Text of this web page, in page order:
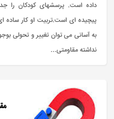
داده است. پرسشهای کودکان را
پیچیده ای است.تربیت او کار
به آسانی می توان تغییر و تحولی
نداشته مقاومتی...